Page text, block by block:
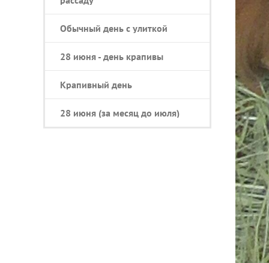
Обычный день с улиткой
28 июня - день крапивы
Крапивный день
28 июня (за месяц до июля)